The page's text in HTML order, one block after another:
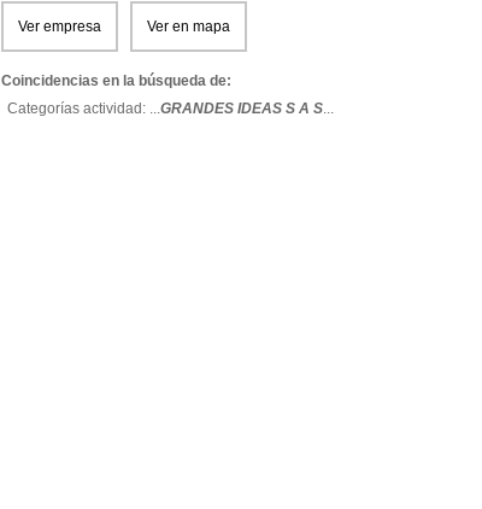
Ver empresa Ver en mapa
Coincidencias en la búsqueda de:
Categorías actividad: ...GRANDES IDEAS S A S...